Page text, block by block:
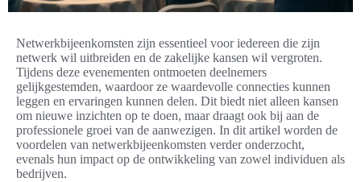
Netwerkbijeenkomsten zijn essentieel voor iedereen die zijn
netwerk wil uitbreiden en de zakelijke kansen wil vergroten.
Tijdens deze evenementen ontmoeten deelnemers
gelijkgestemden, waardoor ze waardevolle connecties kunnen
leggen en ervaringen kunnen delen. Dit biedt niet alleen kansen
om nieuwe inzichten op te doen, maar draagt ook bij aan de
professionele groei van de aanwezigen. In dit artikel worden de
voordelen van netwerkbijeenkomsten verder onderzocht,
evenals hun impact op de ontwikkeling van zowel individuen als
bedrijven.